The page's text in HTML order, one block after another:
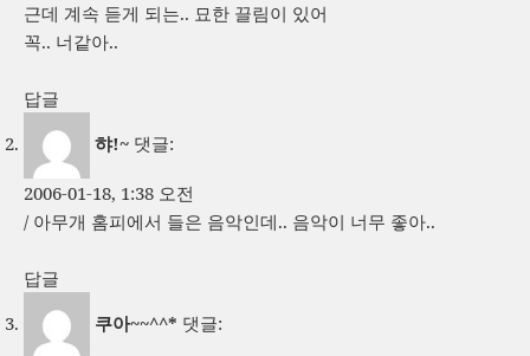
근데 계속 듣게 되는.. 묘한 끌림이 있어
꼭.. 너같아..
답글
햐!~ 댓글:
2006-01-18, 1:38 오전
/ 아무개 홈피에서 들은 음악인데.. 음악이 너무 좋아..
답글
쿠아~~^^* 댓글: